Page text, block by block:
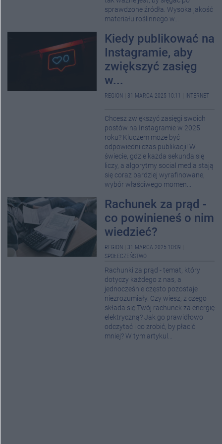
sprawdzone źródła. Wysoka jakość
materiału roślinnego w...
Kiedy publikować na
Instagramie, aby
zwiększyć zasięg
w...
REGION 31 MARCA 2025 10:11 INTERNET
Chcesz zwiększyć zasięgi swoich
postów na Instagramie w 2025
roku? Kluczem może być
odpowiedni czas publikacji! W
świecie, gdzie każda sekunda się
liczy, a algorytmy social media stają
się coraz bardziej wyrafinowane,
wybór właściwego momen...
Rachunek za prąd -
co powinieneś o nim
wiedzieć?
REGION 31 MARCA 2025 10:09
SPOŁECZEŃSTWO
Rachunki za prąd - temat, który
dotyczy każdego z nas, a
jednocześnie często pozostaje
niezrozumiały. Czy wiesz, z czego
składa się Twój rachunek za energię
elektryczną? Jak go prawidłowo
odczytać i co zrobić, by płacić
mniej? W tym artykul...